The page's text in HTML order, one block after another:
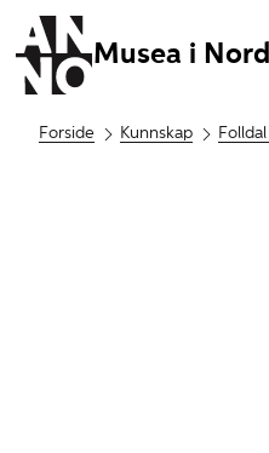
Musea i
Forside Kunnskap